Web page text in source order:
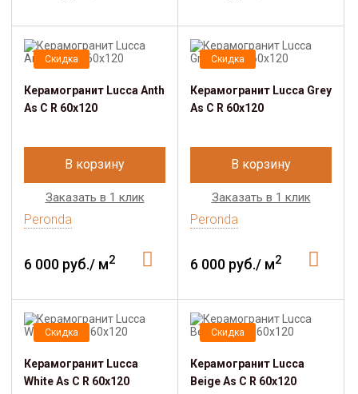
Скидка
Керамогранит Lucca Anth
As C R 60x120
В корзину
Заказать в 1 клик
Peronda
6 000 руб./ м2
Скидка
Керамогранит Lucca Grey
As C R 60x120
В корзину
Заказать в 1 клик
Peronda
6 000 руб./ м2
Скидка
Керамогранит Lucca
White As C R 60x120
Скидка
Керамогранит Lucca
Beige As C R 60x120